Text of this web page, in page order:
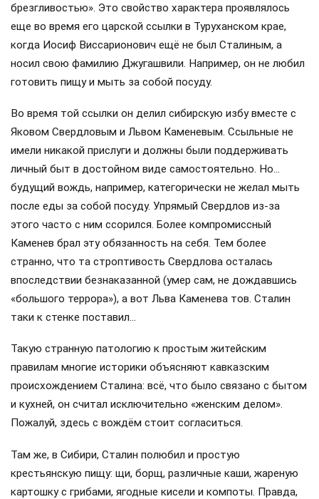
брезгливостью». Это свойство характера проявлялось
еще во время его царской ссылки в Туруханском крае,
когда Иосиф Виссарионович ещё не был Сталиным, а
носил свою фамилию Джугашвили. Например, он не любил
готовить пищу и мыть за собой посуду.
Во время той ссылки он делил сибирскую избу вместе с
Яковом Свердловым и Львом Каменевым. Ссыльные не
имели никакой прислуги и должны были поддерживать
личный быт в достойном виде самостоятельно. Но…
будущий вождь, например, категорически не желал мыть
после еды за собой посуду. Упрямый Свердлов из-за
этого часто с ним ссорился. Более компромиссный
Каменев брал эту обязанность на себя. Тем более
странно, что та строптивость Свердлова осталась
впоследствии безнаказанной (умер сам, не дождавшись
«большого террора»), а вот Льва Каменева тов. Сталин
таки к стенке поставил…
Такую странную патологию к простым житейским
правилам многие историки объясняют кавказским
происхождением Сталина: всё, что было связано с бытом
и кухней, он считал исключительно «женским делом».
Пожалуй, здесь с вождём стоит согласиться.
Там же, в Сибири, Сталин полюбил и простую
крестьянскую пищу: щи, борщ, различные каши, жареную
картошку с грибами, ягодные кисели и компоты. Правда,